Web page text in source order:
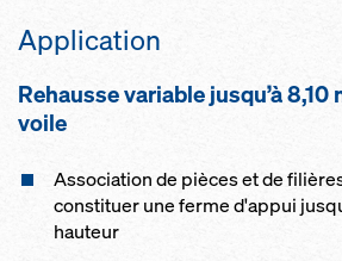
Ap­p­li­ca­tion
Re­hausse va­riable jusqu’à 8,10
voile
Association de pièces et de
constituer une ferme d'appui
hauteur